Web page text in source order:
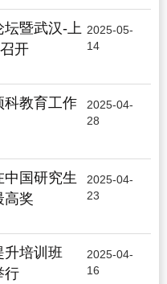
暨武汉-上
开
2025-05-
14
科教育工作
2025-04-
28
国研究生
高奖
2025-04-
23
升培训班
行
2025-04-
16